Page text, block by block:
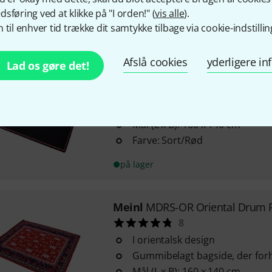
ved at klikke på "I orden!" (vis alle).
til enhver tid trække dit samtykke tilbage via cookie-
Lad os gøre det! Afslå cookies yderligere
Materiale: MDRS
på lager
MeinlMDRS-BK Black Drum
Mål (L x B): 160 x 140 cm
Farve: Sort/Rød
på lager
Meinl MDRS-OR Oriental Drum
8
I orientalsk design
Gummibelagt bagside, der